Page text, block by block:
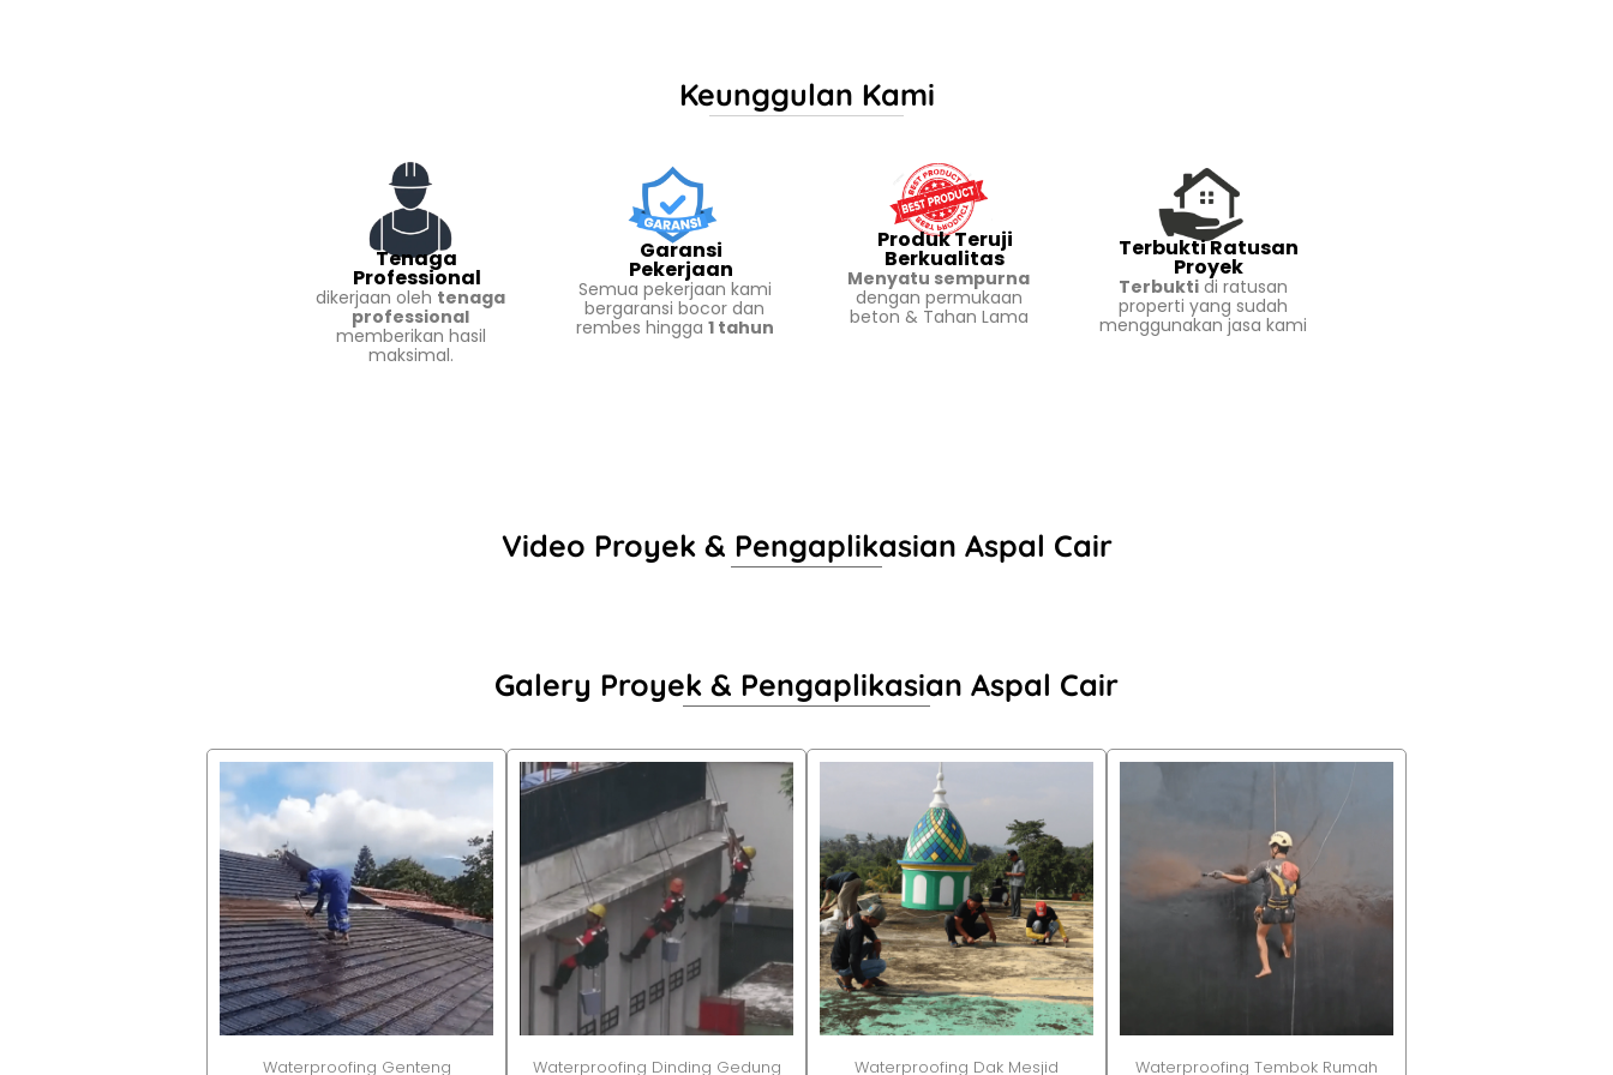
Keunggulan Kami
Tenaga
Professional
dikerjaan oleh tenaga
professional
memberikan hasil
maksimal.
Garansi
Pekerjaan
Semua pekerjaan kami
bergaransi bocor dan
rembes hingga 1 tahun
Produk Teruji
Berkualitas
Menyatu sempurna
dengan permukaan
beton & Tahan Lama
Terbukti Ratusan
Proyek
Terbuktidi ratusan
properti yang sudah
menggunakan jasa kami
Video Proyek & Pengaplikasian Aspal Cair
Galery Proyek & Pengaplikasian Aspal Cair
Waterproofing Genteng Waterproofing Dinding Gedung Waterproofing Dak Mesjid Waterproofing Tembok Rumah